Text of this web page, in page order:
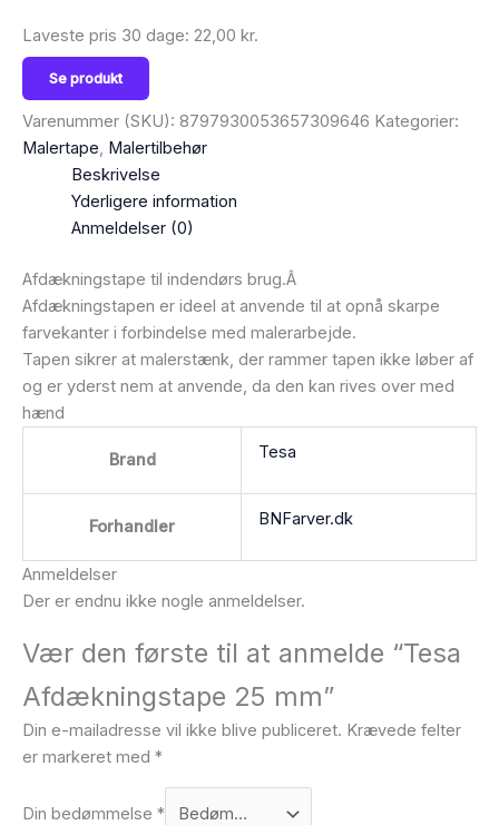
Laveste pris 30 dage: 22,00 kr.
Se produkt
Varenummer (SKU): 8797930053657309646 Kategorier:
Malertape, Malertilbehør
Beskrivelse
Yderligere information
Anmeldelser (0)
Afdækningstape til indendørs brug.Â
Afdækningstapen er ideel at anvende til at opnå skarpe
farvekanter i forbindelse med malerarbejde.
Tapen sikrer at malerstænk, der rammer tapen ikke løber af
og er yderst nem at anvende, da den kan rives over med
hænd
Brand Tesa
Forhandler BNFarver.dk
Anmeldelser
Der er endnu ikke nogle anmeldelser.
Vær den første til at anmelde “Tesa
Afdækningstape 25 mm”
Din e-mailadresse vil ikke blive publiceret. Krævede felter
er markeret med *
Din bedømmelse *